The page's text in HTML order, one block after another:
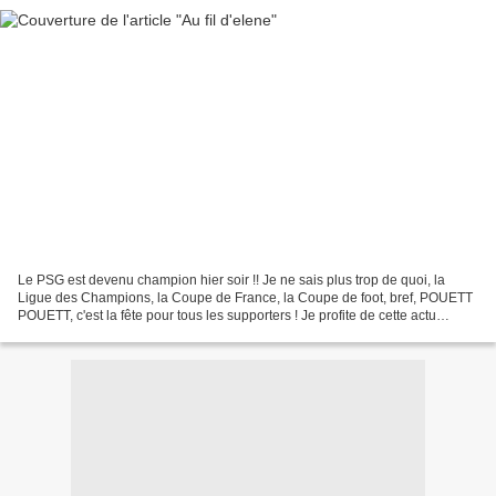
Le PSG est devenu champion hier soir !! Je ne sais plus trop de quoi, la
Ligue des Champions, la Coupe de France, la Coupe de foot, bref, POUETT
POUETT, c'est la fête pour tous les supporters ! Je profite de cette actu